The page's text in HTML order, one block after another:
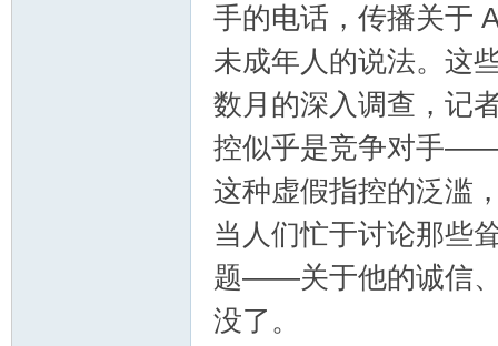
手的电话，传播关于
未成年人的说法。这
数月的深入调查，记
控似乎是竞争对手
这种虚假指控的泛滥
当人们忙于讨论那些
题——关于他的诚信
没了。